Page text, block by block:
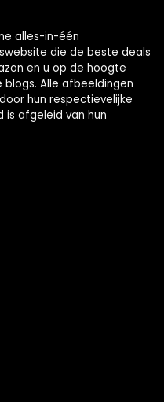
alles-in-één
die de beste deals
en u op de hoogte
Alle afbeeldingen
hun respectievelijke
is afgeleid van hun